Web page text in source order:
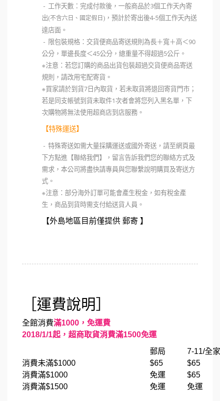
- 工作天數：完成付款後，一般商品於3個工作天內寄
出(不含六日、國定假日) ，預計於寄出後4-5個工作天內送
達店面。
- 限包裝規格：交貨便商品寄送規則為長＋寬＋高＜90
公分，單邊長度＜45公分，總重量不得超過5公斤。
※注意：若您訂購的商品出貨包裝超過交貨便商品寄送
規則，請改用宅配寄貨。
※買家請於到貨7日內取貨，若未取貨將退回寄貨門市；
若是同支帳號到貨未取件1次者會將您列入黑名單，下
次購物將無法使用超商店到店服務。
【特殊運送】
- 特殊寄送如需大量採購運送或國外寄送，請至網頁最
下方點進【聯絡我們】，留言告訴我們您的聯絡方式及
需求，本公司將盡快請專員與您聯繫說明購買及寄送方
式。
※注意：部分海外訂單可能會產生稅金，如有稅金產
生，商品到貨時需支付給送貨人員。
【外島地區目前僅提供 郵寄 】
［運費說明］
全館消費滿1000，免運費
2018/1/1起，超商取貨消費滿1500免運
郵局
7-11/全家
消費未滿$1000
$65
$65
消費滿$1000
免運
$65
消費滿$1500
免運 免運